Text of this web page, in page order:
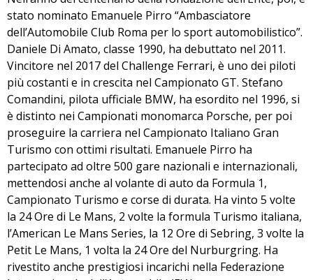
stato nominato Emanuele Pirro “Ambasciatore
dell’Automobile Club Roma per lo sport automobilistico”.
Daniele Di Amato, classe 1990, ha debuttato nel 2011.
Vincitore nel 2017 del Challenge Ferrari, è uno dei piloti
più costanti e in crescita nel Campionato GT. Stefano
Comandini, pilota ufficiale BMW, ha esordito nel 1996, si
è distinto nei Campionati monomarca Porsche, per poi
proseguire la carriera nel Campionato Italiano Gran
Turismo con ottimi risultati. Emanuele Pirro ha
partecipato ad oltre 500 gare nazionali e internazionali,
mettendosi anche al volante di auto da Formula 1,
Campionato Turismo e corse di durata. Ha vinto 5 volte
la 24 Ore di Le Mans, 2 volte la formula Turismo italiana,
l’American Le Mans Series, la 12 Ore di Sebring, 3 volte la
Petit Le Mans, 1 volta la 24 Ore del Nurburgring. Ha
rivestito anche prestigiosi incarichi nella Federazione